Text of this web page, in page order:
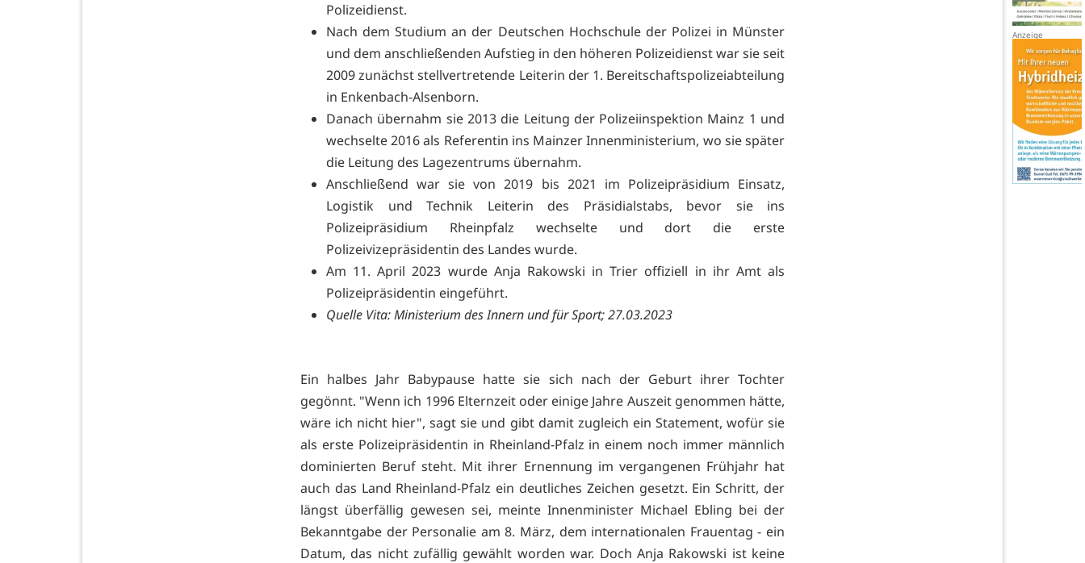
Polizeidienst.
Nach dem Studium an der Deutschen Hochschule der Polizei in Münster
und dem anschließenden Aufstieg in den höheren Polizeidienst war sie seit
2009 zunächst stellvertretende Leiterin der 1. Bereitschaftspolizeiabteilung
in Enkenbach-Alsenborn.
Danach übernahm sie 2013 die Leitung der Polizeiinspektion Mainz 1 und
wechselte 2016 als Referentin ins Mainzer Innenministerium, wo sie später
die Leitung des Lagezentrums übernahm.
Anschließend war sie von 2019 bis 2021 im Polizeipräsidium Einsatz,
Logistik und Technik Leiterin des Präsidialstabs, bevor sie ins
Polizeipräsidium Rheinpfalz wechselte und dort die erste
Polizeivizepräsidentin des Landes wurde.
Am 11. April 2023 wurde Anja Rakowski in Trier offiziell in ihr Amt als
Polizeipräsidentin eingeführt.
Quelle Vita: Ministerium des Innern und für Sport; 27.03.2023
Ein halbes Jahr Babypause hatte sie sich nach der Geburt ihrer Tochter
gegönnt. "Wenn ich 1996 Elternzeit oder einige Jahre Auszeit genommen hätte,
wäre ich nicht hier", sagt sie und gibt damit zugleich ein Statement, wofür sie
als erste Polizeipräsidentin in Rheinland-Pfalz in einem noch immer männlich
dominierten Beruf steht. Mit ihrer Ernennung im vergangenen Frühjahr hat
auch das Land Rheinland-Pfalz ein deutliches Zeichen gesetzt. Ein Schritt, der
längst überfällig gewesen sei, meinte Innenminister Michael Ebling bei der
Bekanntgabe der Personalie am 8. März, dem internationalen Frauentag - ein
Datum, das nicht zufällig gewählt worden war. Doch Anja Rakowski ist keine